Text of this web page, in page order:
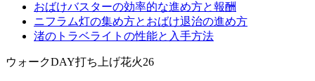
おばけバスターの効率的な進め方と報酬
ニフラム灯の集め方とおばけ退治の進め方
渚のトラベライトの性能と入手方法
ウォークDAY打ち上げ花火26